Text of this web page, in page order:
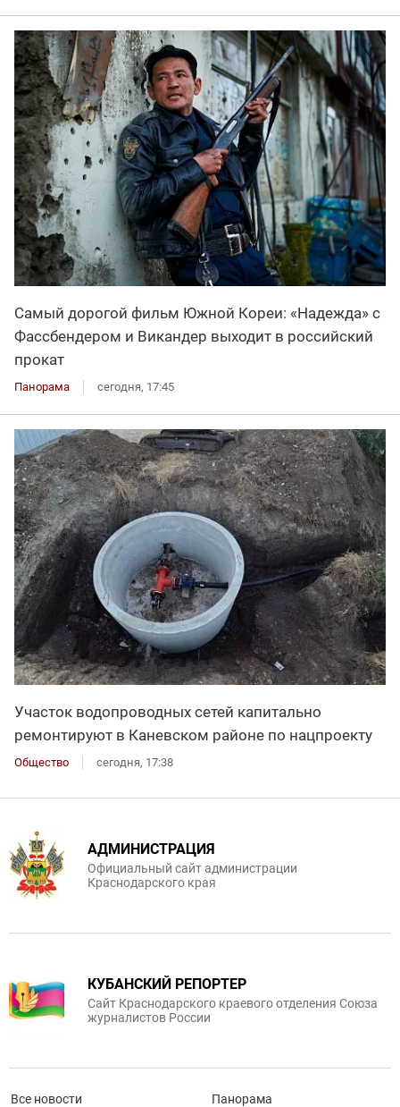
Самый дорогой фильм Южной Кореи: «Надежда» с
Фассбендером и Викандер выходит в российский
прокат
Панорама сегодня, 17:45
Участок водопроводных сетей капитально
ремонтируют в Каневском районе по нацпроекту
Общество сегодня, 17:38
АДМИНИСТРАЦИЯ
Официальный сайт администрации
Краснодарского края
КУБАНСКИЙ РЕПОРТЕР
Сайт Краснодарского краевого отделения Союза
журналистов России
Все новости Панорама